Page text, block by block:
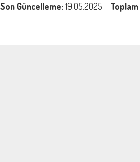
Son Güncelleme:19.05.2025